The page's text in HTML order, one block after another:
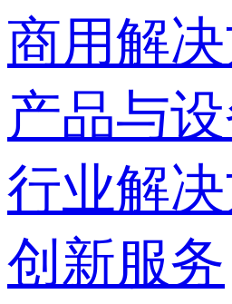
商用解
产品与
行业解
创新服务